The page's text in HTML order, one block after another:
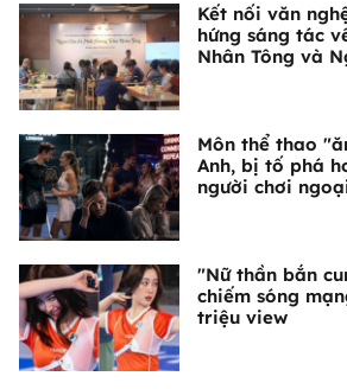
Kết nối văn
hứng sáng tác
Nhân Tông và
Môn thể thao
Anh, bị tố phá
người chơi
"Nữ thần bắn
chiếm sóng
triệu view